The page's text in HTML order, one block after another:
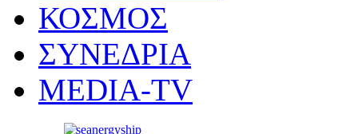
ΚΟΣΜΟΣ
ΣΥΝΕΔΡΙΑ
MEDIA-TV